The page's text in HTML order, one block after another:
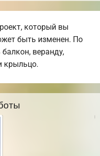
который вы
быть изменен. По
веранду,
крыльцо.